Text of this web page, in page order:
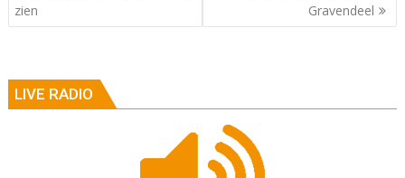
zien
Gravendeel
LIVE RADIO